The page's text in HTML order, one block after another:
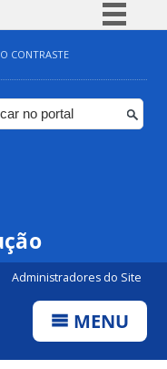
Simplifique!
Comunica BR
Participe
CONTRASTE
Administradores do Site
MENU